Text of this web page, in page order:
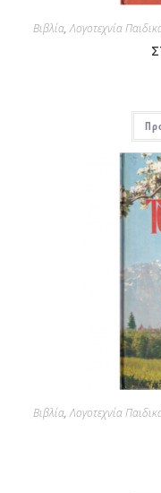
Βιβλία,Λογοτεχνία
Βιβλία,Λογοτεχνία